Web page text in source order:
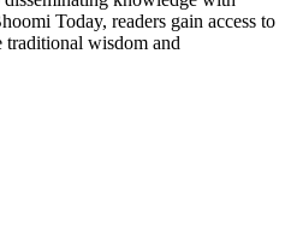
Today, readers gain access to
traditional wisdom and